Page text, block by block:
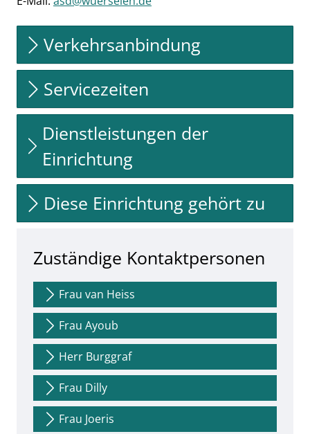
Verkehrsanbindung
Servicezeiten
Dienstleistungen der
Einrichtung
Diese Einrichtung gehört zu
Zuständige Kontaktpersonen
Frau van Heiss
Frau Ayoub
Herr Burggraf
Frau Dilly
Frau Joeris